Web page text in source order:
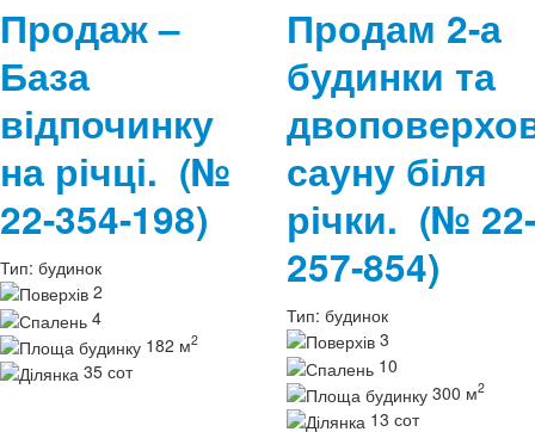
Продаж –
База
відпочинку
на річці. (№
22-354-198)
Тип: будинок
2
4
182 м2
35 сот
Продам 2-а
будинки та
сауну біля
річки. (№ 22-
257-854)
Тип: будинок
3
10
300 м2
13 сот